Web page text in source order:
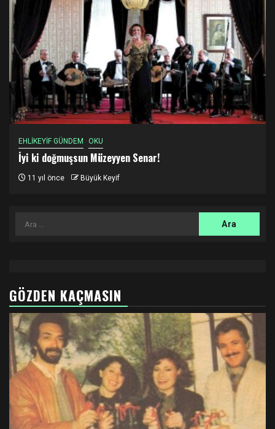
EHLİKEYİF GÜNDEM OKU
İyi ki doğmuşsun Müzeyyen Senar!
11 yıl önce Büyük Keyif
Arama:
GÖZDEN KAÇMASIN